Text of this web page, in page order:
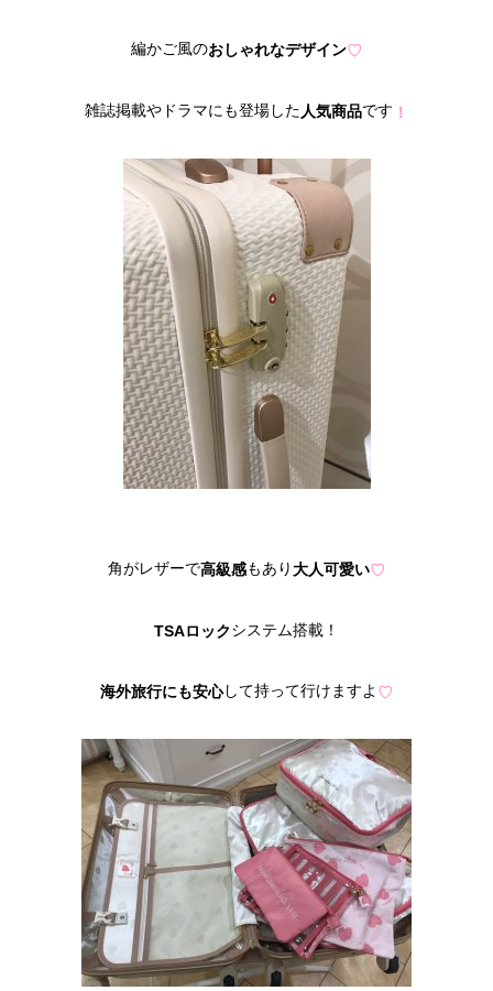
編かご風のおしゃれなデザイン♡
雑誌掲載やドラマにも登場した 人気商品です ！
角がレザーで高級感もあり大人可愛い♡
TSAロックシステム搭載！
海外旅行にも安心して持って行けますよ ♡